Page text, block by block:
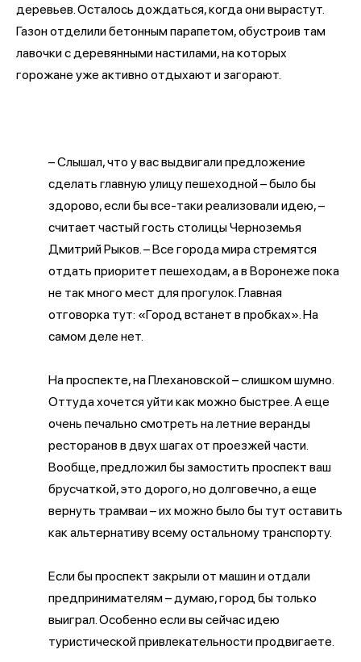
деревьев. Осталось дождаться, когда они вырастут.
Газон отделили бетонным парапетом, обустроив там
лавочки с деревянными настилами, на которых
горожане уже активно отдыхают и загорают.
– Слышал, что у вас выдвигали предложение
сделать главную улицу пешеходной – было бы
здорово, если бы все-таки реализовали идею, –
считает частый гость столицы Черноземья
Дмитрий Рыков. – Все города мира стремятся
отдать приоритет пешеходам, а в Воронеже пока
не так много мест для прогулок. Главная
отговорка тут: «Город встанет в пробках». На
самом деле нет.
На проспекте, на Плехановской – слишком шумно.
Оттуда хочется уйти как можно быстрее. А еще
очень печально смотреть на летние веранды
ресторанов в двух шагах от проезжей части.
Вообще, предложил бы замостить проспект ваш
брусчаткой, это дорого, но долговечно, а еще
вернуть трамваи – их можно было бы тут оставить
как альтернативу всему остальному транспорту.
Если бы проспект закрыли от машин и отдали
предпринимателям – думаю, город бы только
выиграл. Особенно если вы сейчас идею
туристической привлекательности продвигаете.